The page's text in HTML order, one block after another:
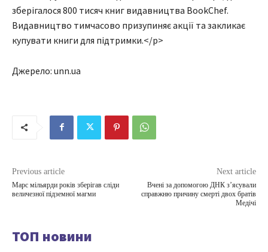
зберігалося 800 тисяч книг видавництва BookChef.
Видавництво тимчасово призупиняє акції та закликає
купувати книги для підтримки.</p>
Джерело: unn.ua
Previous article
Марс мільярди років зберігав сліди
величезної підземної магми
Next article
Вчені за допомогою ДНК з’ясували
справжню причину смерті двох братів
Медічі
ТОП новини